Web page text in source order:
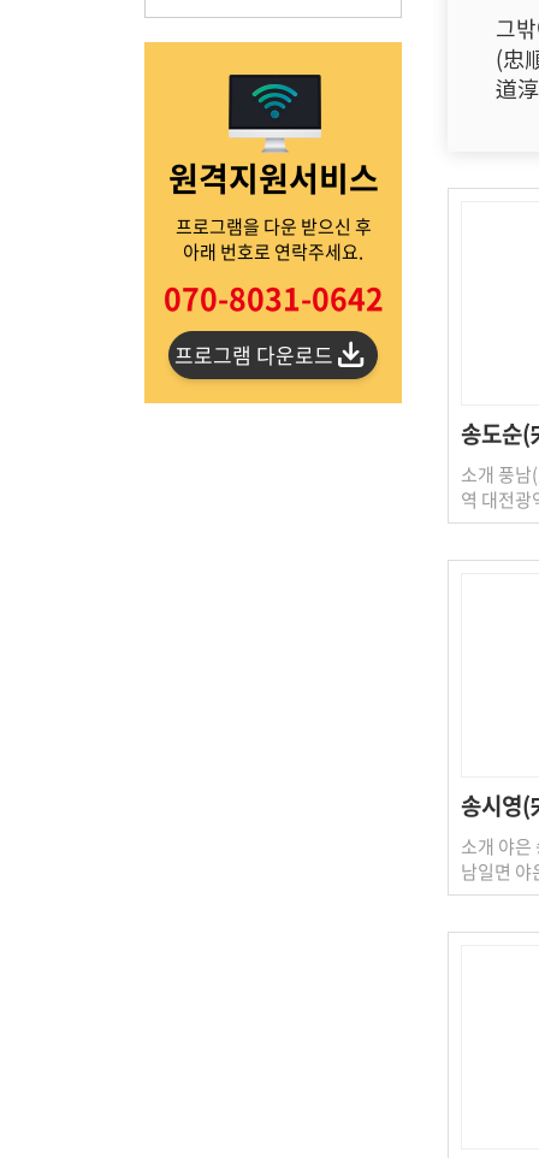
은진송씨의 전달 사항을원격지원서비스
프로그램을 다운 받으신 후
아래 번호로 연락주세요.
070-8031-0642
프로그램 다운로드
그
(忠
道
송도순
소개 풍
역 대전광
송시영
소개 야은
남일면 야